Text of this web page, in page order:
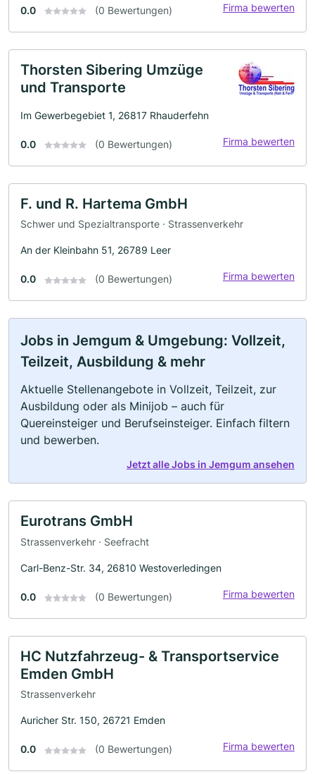
0.0 (0 Bewertungen) Firma bewerten
Thorsten Sibering Umzüge
und Transporte
Im Gewerbegebiet 1, 26817 Rhauderfehn
0.0 (0 Bewertungen) Firma bewerten
F. und R. Hartema GmbH
Schwer und Spezialtransporte · Strassenverkehr
An der Kleinbahn 51, 26789 Leer
0.0 (0 Bewertungen) Firma bewerten
Jobs in Jemgum & Umgebung: Vollzeit,
Teilzeit, Ausbildung & mehr
Aktuelle Stellenangebote in Vollzeit, Teilzeit, zur
Ausbildung oder als Minijob – auch für
Quereinsteiger und Berufseinsteiger. Einfach filtern
und bewerben.
Jetzt alle Jobs in Jemgum ansehen
Eurotrans GmbH
Strassenverkehr · Seefracht
Carl-Benz-Str. 34, 26810 Westoverledingen
0.0 (0 Bewertungen) Firma bewerten
HC Nutzfahrzeug- & Transportservice
Emden GmbH
Strassenverkehr
Auricher Str. 150, 26721 Emden
0.0 (0 Bewertungen) Firma bewerten